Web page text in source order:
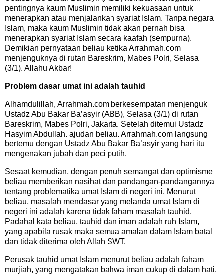
pentingnya kaum Muslimin memiliki kekuasaan untuk
menerapkan atau menjalankan syariat Islam. Tanpa negara
Islam, maka kaum Muslimin tidak akan pernah bisa
menerapkan syariat Islam secara kaafah (sempurna).
Demikian pernyataan beliau ketika Arrahmah.com
menjenguknya di rutan Bareskrim, Mabes Polri, Selasa
(3/1). Allahu Akbar!
Problem dasar umat ini adalah tauhid
Alhamdulillah, Arrahmah.com berkesempatan menjenguk
Ustadz Abu Bakar Ba’asyir (ABB), Selasa (3/1) di rutan
Bareskrim, Mabes Polri, Jakarta. Setelah ditemui Ustadz
Hasyim Abdullah, ajudan beliau, Arrahmah.com langsung
bertemu dengan Ustadz Abu Bakar Ba’asyir yang hari itu
mengenakan jubah dan peci putih.
Sesaat kemudian, dengan penuh semangat dan optimisme
beliau memberikan nasihat dan pandangan-pandangannya
tentang problematika umat Islam di negeri ini. Menurut
beliau, masalah mendasar yang melanda umat Islam di
negeri ini adalah karena tidak faham masalah tauhid.
Padahal kata beliau, tauhid dan iman adalah ruh Islam,
yang apabila rusak maka semua amalan dalam Islam batal
dan tidak diterima oleh Allah SWT.
Perusak tauhid umat Islam menurut beliau adalah faham
murjiah, yang mengatakan bahwa iman cukup di dalam hati.